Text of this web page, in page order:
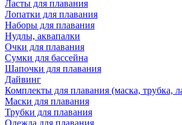
Ласты для плавания
Лопатки для плавания
Наборы для плавания
Нудлы, аквапалки
Очки для плавания
Сумки для бассейна
Шапочки для плавания
Дайвинг
Комплекты для плавания (маска, трубка,
Маски для плавания
Трубки для плавания
Одежда для плавания